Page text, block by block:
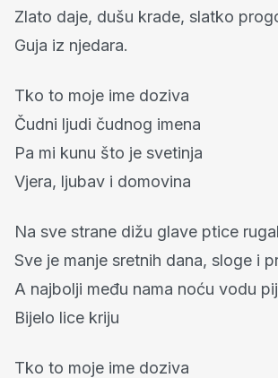
Zlato daje, dušu krade, slatko
Guja iz njedara.
Tko to moje ime doziva
Čudni ljudi čudnog imena
Pa mi kunu što je svetinja
Vjera, ljubav i domovina
Na sve strane dižu glave ptice
Sve je manje sretnih dana, sloge i
A najbolji među nama noću vodu
Bijelo lice kriju
Tko to moje ime doziva